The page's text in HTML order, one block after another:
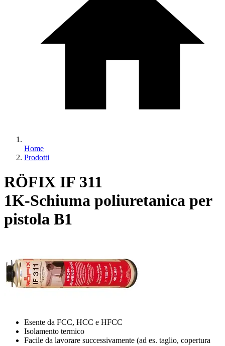
Home
Prodotti
RÖFIX IF 311
1K-Schiuma poliuretanica per
pistola B1
Esente da FCC, HCC e HFCC
Isolamento termico
Facile da lavorare successivamente (ad es. taglio, copertura